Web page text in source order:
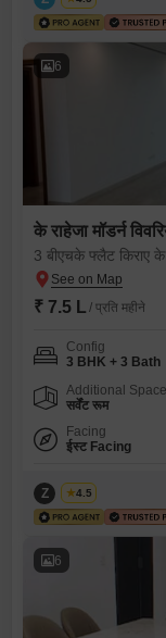
6
के राहेजा मॉडर्न
3 बीएचके फ्लैट किराए के
₹ 7.5 L / प्रति महीने
Config
3 BHK + 3 Bath
Additional
सर्वेंट रूम
Facing
ईस्ट Facing
Z Zeltro
4.5
6